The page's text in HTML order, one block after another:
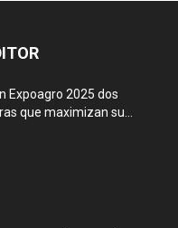
Expoagro 2025 dos
que maximizan su...